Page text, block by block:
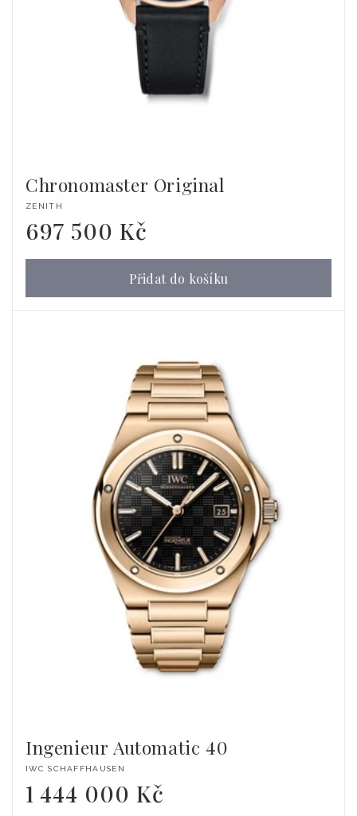
Chronomaster Original
Dodavatel:
ZENITH
Běžná
cena
697 500 Kč
Přidat do košíku
Ingenieur Automatic 40
Dodavatel:
IWC SCHAFFHAUSEN
Běžná
cena
1 444 000 Kč